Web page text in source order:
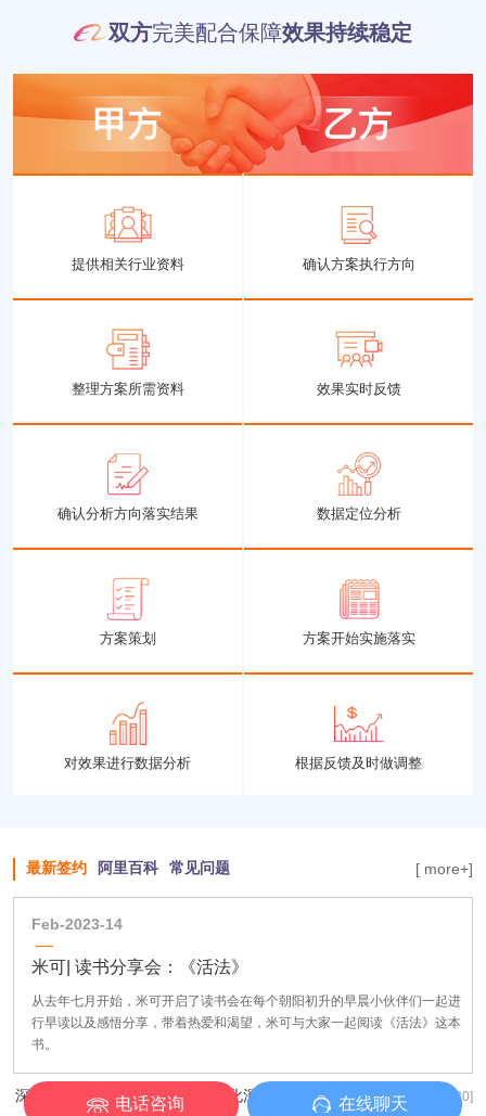
MIKE IDEA
双方完美配合保障效果持续稳定
提供相关行业资料 确认方案执行方向
整理方案所需资料 效果实时反馈
确认分析方向落实结果 数据定位分析
方案策划 方案开始实施落实
对效果进行数据分析 根据反馈及时做调整
最新签约 阿里百科 常见问题 [ more+]
Feb-2023-14
米可| 读书分享会：《活法》
从去年七月开始，米可开启了读书会在每个朝阳初升的早晨小伙伴们一起进
行早读以及感悟分享，带着热爱和渴望，米可与大家一起阅读《活法》这本
书。
深圳高精工厂询盘质量差？精细化深圳1688运营如何拿下高端定制订单？ [ 2026/07/30]
电话咨询 在线聊天